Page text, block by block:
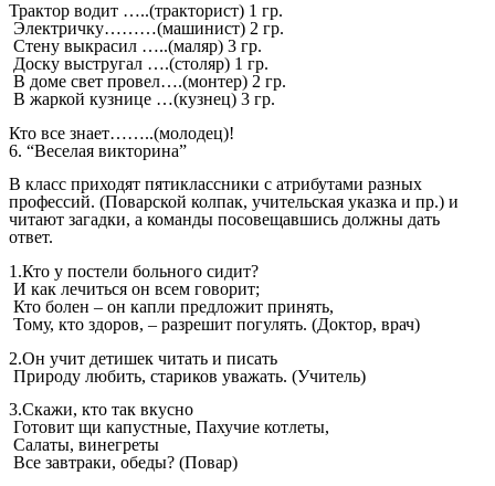
Трактор водит …..(тракторист) 1 гр.
Электричку………(машинист) 2 гр.
Стену выкрасил …..(маляр) 3 гр.
Доску выстругал ….(столяр) 1 гр.
В доме свет провел….(монтер) 2 гр.
В жаркой кузнице …(кузнец) 3 гр.
Кто все знает……..(молодец)!
6. “Веселая викторина”
В класс приходят пятиклассники с атрибутами разных
профессий. (Поварской колпак, учительская указка и пр.) и
читают загадки, а команды посовещавшись должны дать
ответ.
1.Кто у постели больного сидит?
И как лечиться он всем говорит;
Кто болен – он капли предложит принять,
Тому, кто здоров, – разрешит погулять. (Доктор, врач)
2.Он учит детишек читать и писать
Природу любить, стариков уважать. (Учитель)
3.Скажи, кто так вкусно
Готовит щи капустные, Пахучие котлеты,
Салаты, винегреты
Все завтраки, обеды? (Повар)